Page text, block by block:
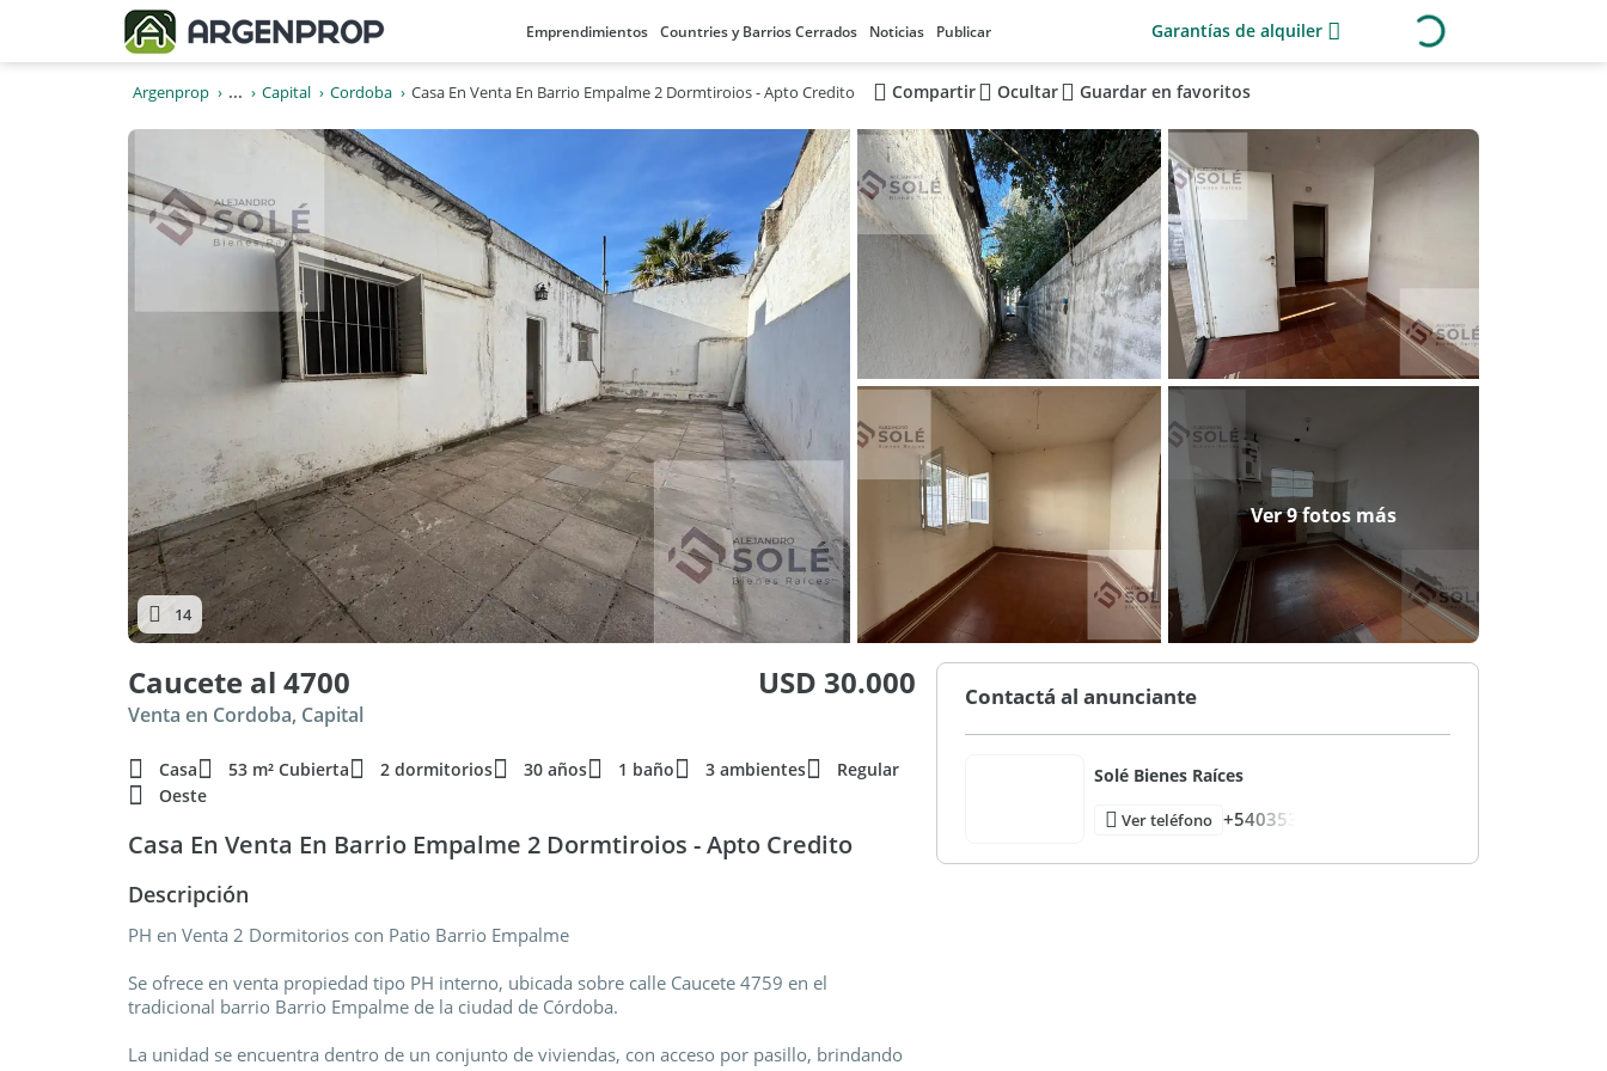
Emprendimientos Countries y Barrios Cerrados Noticias Publicar Garantías de alquiler
Argenprop ... Capital Cordoba Casa En Venta En Barrio Empalme 2 Dormtiroios - Apto Credito Compartir Ocultar Guardar en favoritos
Ver 9 fotos más
14
Caucete al 4700 USD 30.000
Venta en Cordoba, Capital
Casa 53 m² Cubierta 2 dormitorios 30 años 1 baño 3 ambientes
Regular
Oeste
Casa En Venta En Barrio Empalme 2 Dormtiroios - Apto Credito
Descripción
PH en Venta 2 Dormitorios con Patio Barrio Empalme
Se ofrece en venta propiedad tipo PH interno, ubicada sobre calle Caucete 4759 en el
tradicional barrio Barrio Empalme de la ciudad de Córdoba.
La unidad se encuentra dentro de un conjunto de viviendas, con acceso por pasillo, brindando
Contactá al anunciante
Solé Bienes Raíces
Ver teléfono +540353